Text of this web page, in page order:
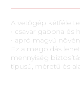
A vetőgép kétféle
• csavar gabona és
• apró magvú
Ez a megoldás
mennyiség
típusú, méretű és